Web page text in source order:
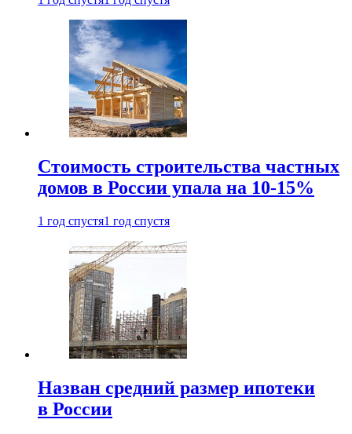
Стоимость строительства частных
домов в России упала на 10-15%
1 год спустя1 год спустя
Назван средний размер ипотеки
в России